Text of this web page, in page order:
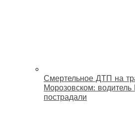
Смертельное ДТП на
Морозовском:
пострадали